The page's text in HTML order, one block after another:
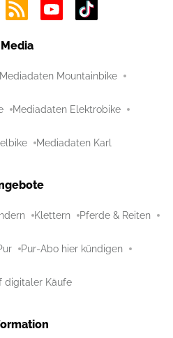
Media
Mountainbike
Mediadaten Elektrobike
Mediadaten Karl
Klettern Pferde & Reiten
Pur-Abo hier kündigen
digitaler Käufe